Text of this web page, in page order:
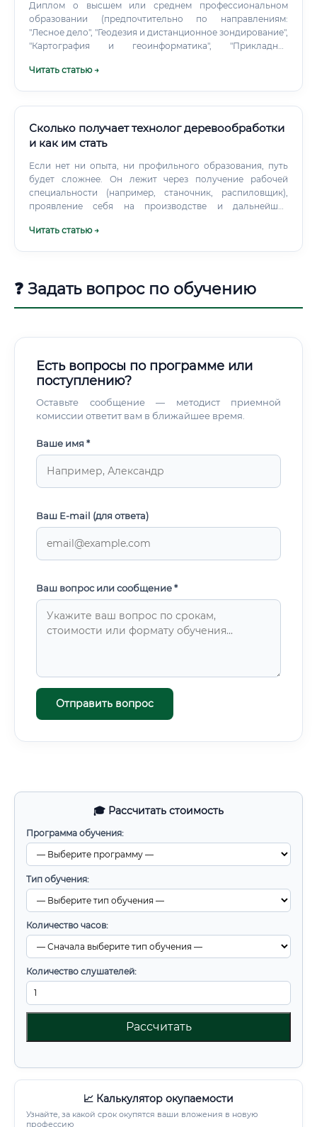
🎓 Рассчитать стоимость
Программа обучения:
Тип обучения:
Количество часов:
Количество слушателей:
Рассчитать
📈 Калькулятор окупаемости
Узнайте, за какой срок окупятся ваши вложения в новую
профессию
Диплом о высшем или среднем профессиональном
образовании (предпочтительно по направлениям:
"Лесное дело", "Геодезия и дистанционное зондирование",
"Картография и геоинформатика", "Прикладная
серьезным преимуществом: Свидетельство пилота БАС
Читать статью →
Сколько получает технолог деревообработки
и как им стать
Если нет ни опыта, ни профильного образования, путь
будет сложнее. Он лежит через получение рабочей
специальности (например, станочник, распиловщик),
проявление себя на производстве и дальнейшее
технолога.
Читать статью →
❓ Задать вопрос по обучению
Есть вопросы по программе или
поступлению?
Оставьте сообщение — методист приемной
комиссии ответит вам в ближайшее время.
Ваше имя *
Ваш E-mail (для ответа)
Ваш вопрос или сообщение *
Отправить вопрос